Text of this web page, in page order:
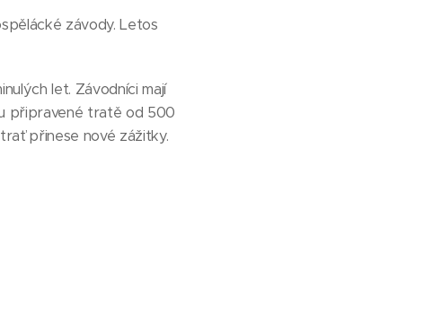
závody. Letos
let. Závodníci mají
připravené tratě od 500
přinese nové zážitky.